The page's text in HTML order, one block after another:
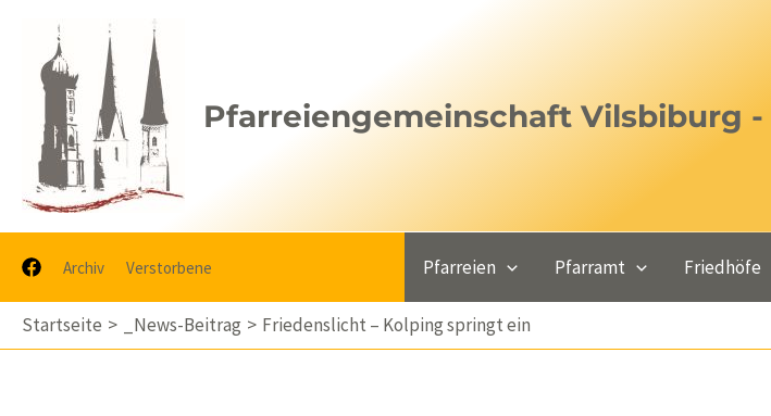
springen
Pfarreiengemeinschaft Vilsbiburg
Archiv Verstorbene Pfarreien Pfarramt Friedhöfe
Startseite _News-Beitrag Friedenslicht – Kolping springt ein